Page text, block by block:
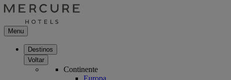
Menu
Destinos
Voltar
Continente
Europa